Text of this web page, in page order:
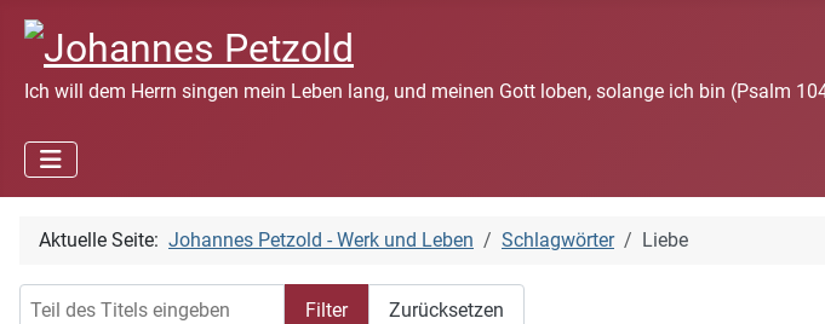
Ich will dem Herrn singen mein Leben lang, und meinen Gott loben, solange ich bin (Psalm
Aktuelle Seite: Johannes Petzold - Werk und Leben Schlagwörter Liebe
Filter Zurücksetzen